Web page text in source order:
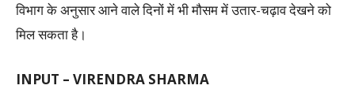
विभाग के अनुसार आने वाले दिनों में भी मौसम में उतार-चढ़ाव देखने को
मिल सकता है।
INPUT – VIRENDRA SHARMA